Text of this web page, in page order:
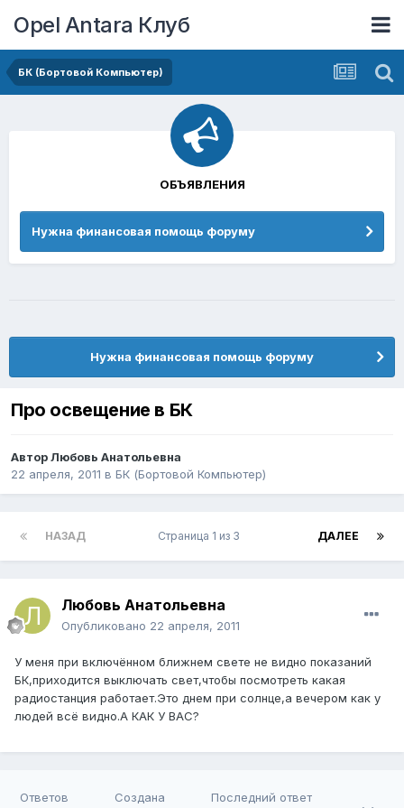
Opel Antara Клуб
БК (Бортовой Компьютер)
Нужна финансовая помощь форуму
Про освещение в БК
АвторЛюбовь Анатольевна
22 апреля, 2011 в БК (Бортовой Компьютер)
НАЗАД ДАЛЕЕ
Страница 1 из 3
Любовь Анатольевна
Опубликовано 22 апреля, 2011
У меня при включённом ближнем свете не видно показаний
БК,приходится выключать свет,чтобы посмотреть какая
радиостанция работает.Это днем при солнце,а вечером как у
людей всё видно.А КАК У ВАС?
Ответов Создана Последний ответ
ОБЪЯВЛЕНИЯ
Нужна финансовая помощь форуму